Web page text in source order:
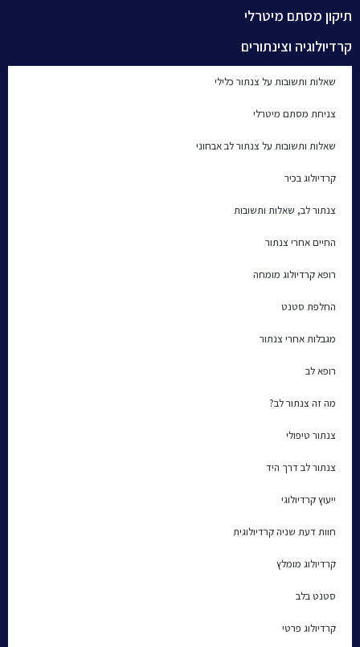
תיקון מסתם מיטרלי
קרדיולוגיה וצינתורים
שאלות ותשובות על צנתור כלילי
צניחת מסתם מיטרלי
שאלות ותשובות על צנתור לב אבחוני
קרדיולוג בכיר
צנתור לב, שאלות ותשובות
החיים אחרי צנתור
רופא קרדיולוג מומחה
החלפת סטנט
מגבלות אחרי צנתור
רופא לב
מה זה צנתור לב?
צנתור טיפולי
צנתור לב דרך היד
ייעוץ קרדיולוגי
חוות דעת שניה קרדיולוגית
קרדיולוג מומלץ
סטנט בלב
קרדיולוג פרטי